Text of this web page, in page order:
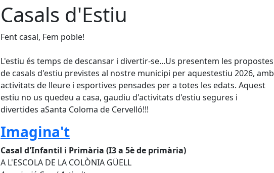
Casals d'Estiu
Fent casal, Fem poble!
L'estiu és temps de descansar i divertir-se...Us presentem les propostes
de casals d'estiu previstes al nostre municipi per aquestestiu 2026, amb
activitats de lleure i esportives pensades per a totes les edats. Aquest
estiu no us quedeu a casa, gaudiu d'activitats d'estiu segures i
divertides aSanta Coloma de Cervelló!!!
Imagina't
Casal d'Infantil i Primària (I3 a 5è de primària)
A L'ESCOLA DE LA COLÒNIA GÜELL